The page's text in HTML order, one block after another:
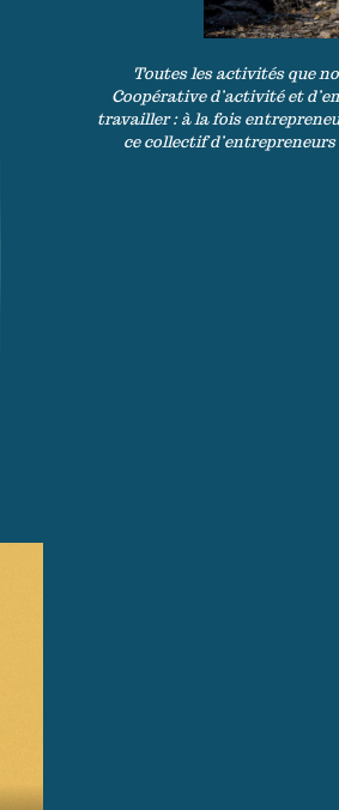
Toutes les activités que
Coopérative d’activité et
travailler : à la fois
ce collectif